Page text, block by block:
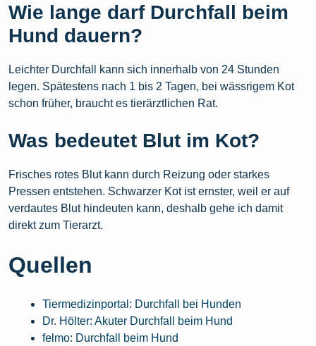
Wie lange darf Durchfall beim
Hund dauern?
Leichter Durchfall kann sich innerhalb von 24 Stunden
legen. Spätestens nach 1 bis 2 Tagen, bei wässrigem Kot
schon früher, braucht es tierärztlichen Rat.
Was bedeutet Blut im Kot?
Frisches rotes Blut kann durch Reizung oder starkes
Pressen entstehen. Schwarzer Kot ist ernster, weil er auf
verdautes Blut hindeuten kann, deshalb gehe ich damit
direkt zum Tierarzt.
Quellen
Tiermedizinportal: Durchfall bei Hunden
Dr. Hölter: Akuter Durchfall beim Hund
felmo: Durchfall beim Hund